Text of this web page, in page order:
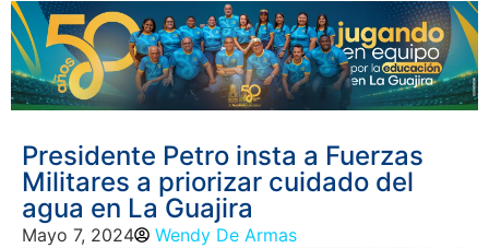
Presidente Petro insta a Fuerzas
Militares a priorizar cuidado del
agua en La Guajira
Mayo 7, 2024
Wendy De Armas